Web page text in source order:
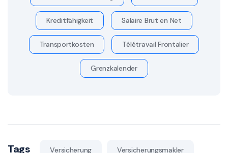
Kreditfähigkeit Salaire Brut en Net
Transportkosten Télétravail Frontalier
Grenzkalender
Tags Versicherung Versicherungsmakler